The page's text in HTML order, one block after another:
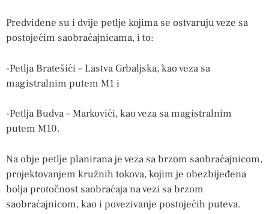
Predviđene su i dvije petlje kojima se ostvaruju veze sa
postojećim saobraćajnicama, i to:
-Petlja Bratešići – Lastva Grbaljska, kao veza sa
magistralnim putem M1 i
-Petlja Budva – Markovići, kao veza sa magistralnim
putem M10.
Na obje petlje planirana je veza sa brzom saobraćajnicom,
projektovanjem kružnih tokova, kojim je obezbijeđena
bolja protočnost saobraćaja na vezi sa brzom
saobraćajnicom, kao i povezivanje postojećih puteva.